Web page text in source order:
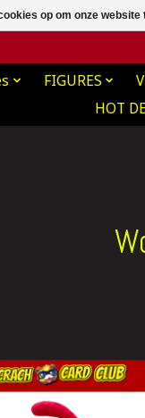
FIGURES
HOT
op om onze